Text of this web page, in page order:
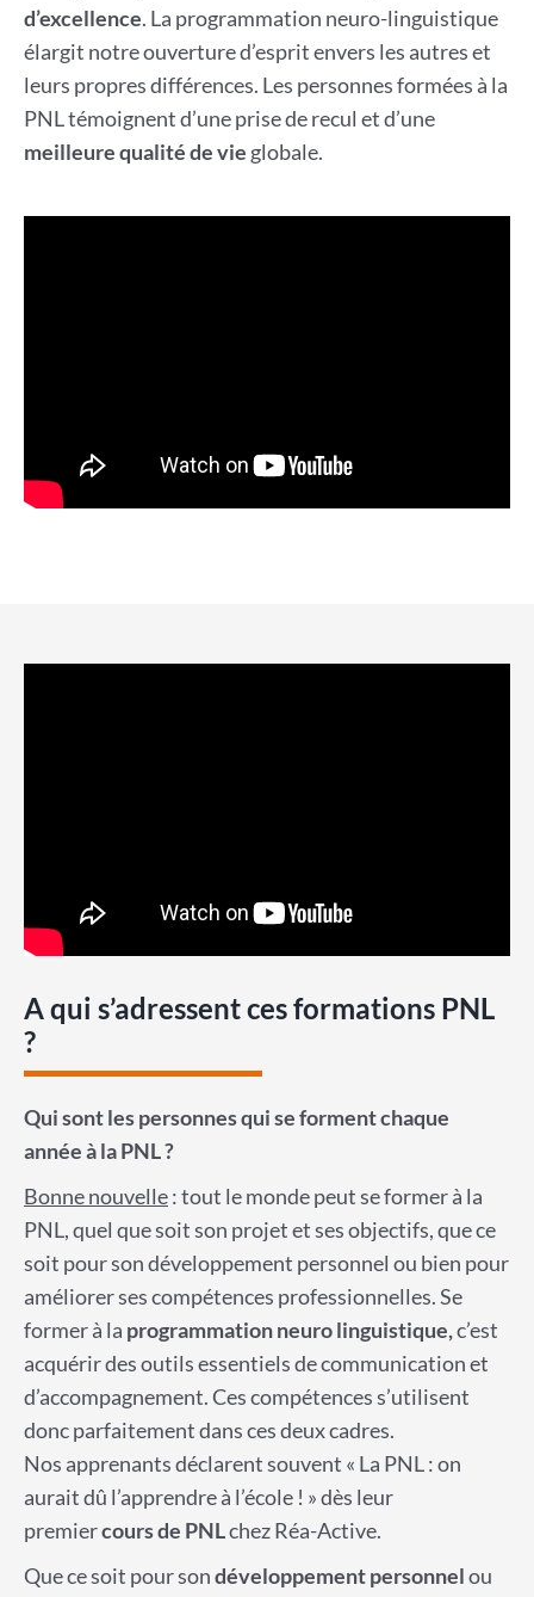
d’excellence. La programmation neuro-linguistique
élargit notre ouverture d’esprit envers les autres et
leurs propres différences. Les personnes formées à la
PNL témoignent d’une prise de recul et d’une
meilleure qualité de vie globale.
A qui s’adressent ces formations PNL
?
Qui sont les personnes qui se forment chaque
année à la PNL ?
Bonne nouvelle: tout le monde peut se former à la
PNL, quel que soit son projet et ses objectifs, que ce
soit pour son développement personnel ou bien pour
améliorer ses compétences professionnelles. Se
former à la programmation neuro linguistique,c’est
acquérir des outils essentiels de communication et
d’accompagnement. Ces compétences s’utilisent
donc parfaitement dans ces deux cadres.
Nos apprenants déclarent souvent « La PNL : on
aurait dû l’apprendre à l’école ! » dès leur
premiercours de PNLchez Réa-Active.
Que ce soit pour sondéveloppement personnelou